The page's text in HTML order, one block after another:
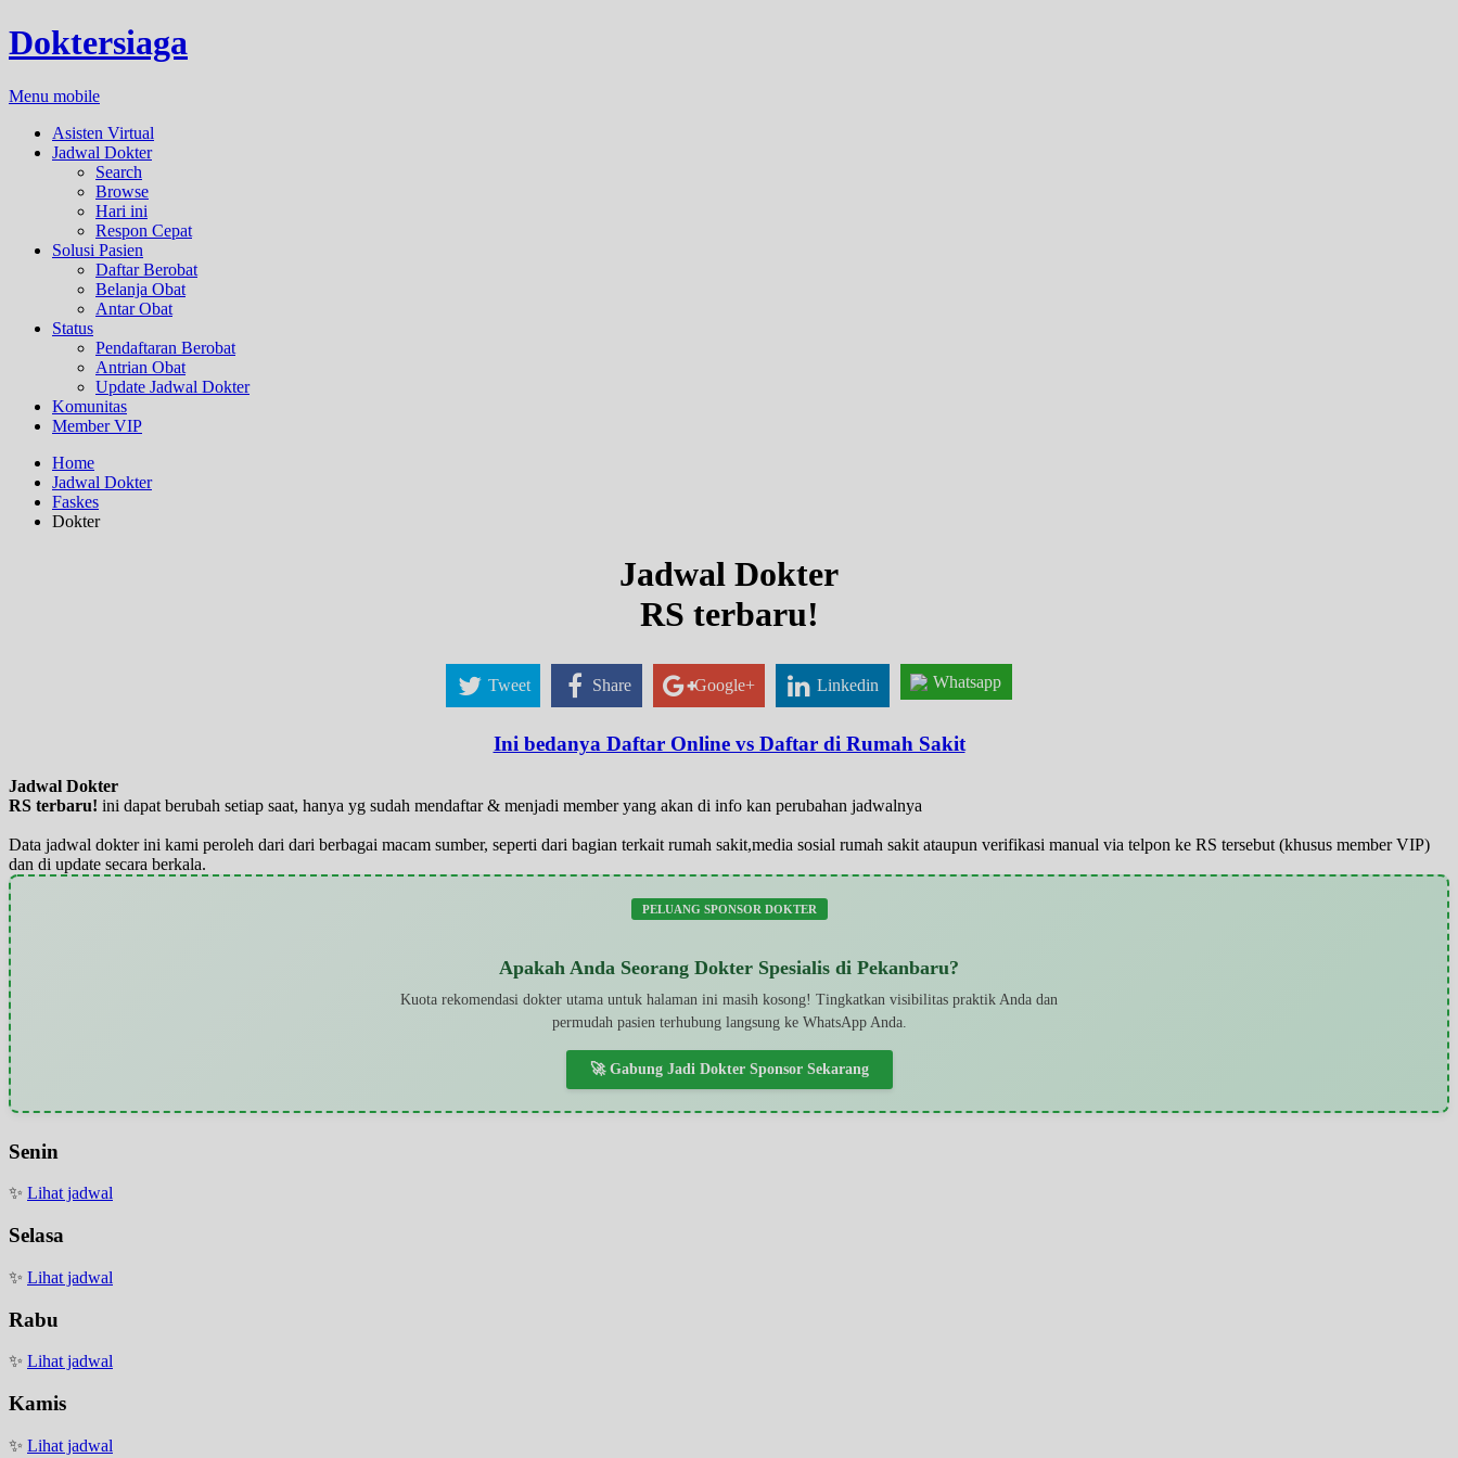
Doktersiaga
Menu mobile
Asisten Virtual
Jadwal Dokter
Search
Browse
Hari ini
Respon Cepat
Solusi Pasien
Daftar Berobat
Belanja Obat
Antar Obat
Status
Pendaftaran Berobat
Antrian Obat
Update Jadwal Dokter
Komunitas
Member VIP
Home
Jadwal Dokter
Faskes
Dokter
Jadwal Dokter
RS terbaru!
Tweet Share Google+ Linkedin Whatsapp
Ini bedanya Daftar Online vs Daftar di Rumah Sakit
Jadwal Dokter
RS terbaru! ini dapat berubah setiap saat, hanya yg sudah mendaftar & menjadi member yang akan di info kan perubahan jadwalnya
Data jadwal dokter ini kami peroleh dari dari berbagai macam sumber, seperti dari bagian terkait rumah sakit,media sosial rumah sakit ataupun verifikasi manual via telpon ke RS tersebut (khusus member VIP)
dan di update secara berkala.
PELUANG SPONSOR DOKTER
Apakah Anda Seorang Dokter Spesialis di Pekanbaru?
Kuota rekomendasi dokter utama untuk halaman ini masih kosong! Tingkatkan visibilitas praktik Anda dan
permudah pasien terhubung langsung ke WhatsApp Anda.
🚀 Gabung Jadi Dokter Sponsor Sekarang
Senin
✨ Lihat jadwal
Selasa
✨ Lihat jadwal
Rabu
✨ Lihat jadwal
Kamis
✨ Lihat jadwal